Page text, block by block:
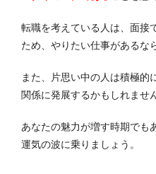
転職を考えている人は、面接
ため、やりたい仕事があるな
また、片思い中の人は積極的
関係に発展するかもしれませ
あなたの魅力が増す時期でも
運気の波に乗りましょう。